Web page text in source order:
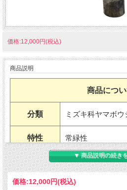
価格:12,000円(税込)
商品説明
商品につ
分類 ミズキ科ヤマボウ
特性 常緑性
用途 地植え・鉢植え（
耐暑性 普通
▼ 商品説明の続き
価格:12,000円(税込)